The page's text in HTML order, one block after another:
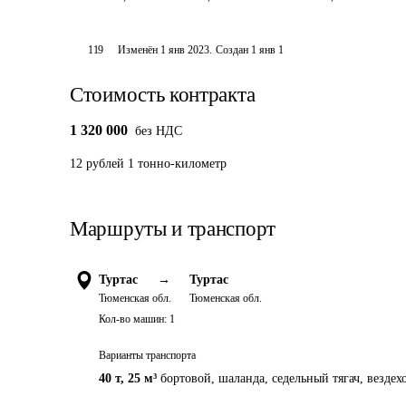
119 Изменён 1 янв 2023. Создан 1 янв 1
Стоимость контракта
1 320 000 без НДС
12 рублей 1 тонно-километр
Маршруты и транспорт
Туртас →
Тюменская обл.
Туртас
Тюменская обл.
Кол-во машин: 1
Варианты транспорта
40 т, 25 м³ бортовой, шаланда, седельный тягач,